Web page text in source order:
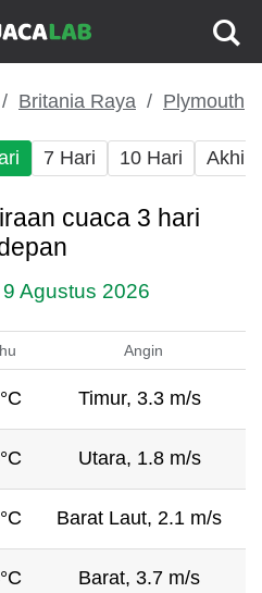
Britania Raya Plymouth
7 Hari 10 Hari Akhir
cuaca 3 hari
Agustus 2026
Angin
Timur, 3.3 m/s
Utara, 1.8 m/s
Barat Laut, 2.1 m/s
Barat, 3.7 m/s